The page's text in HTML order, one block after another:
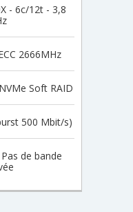
- 6c/12t - 3,8
2666MHz
Soft RAID
500 Mbit/s)
de bande